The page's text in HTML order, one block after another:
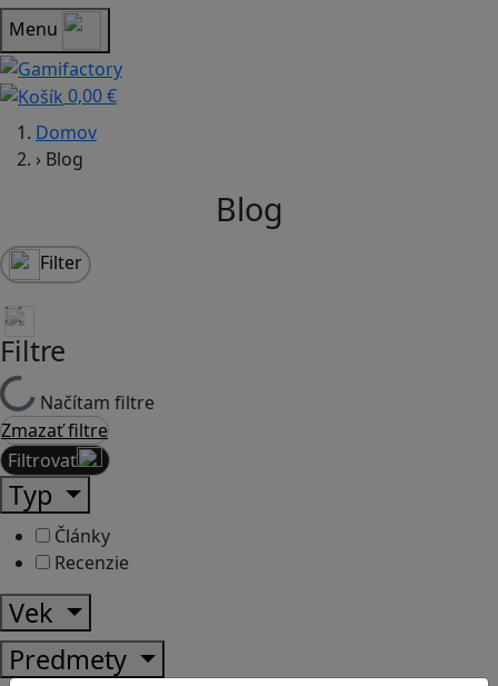
Menu
0,00 €
Domov
› Blog
Blog
Filter
Filtre
Načítam filtre
Zmazať filtre
Filtrovať
Typ
Články
Recenzie
Vek
Predmety